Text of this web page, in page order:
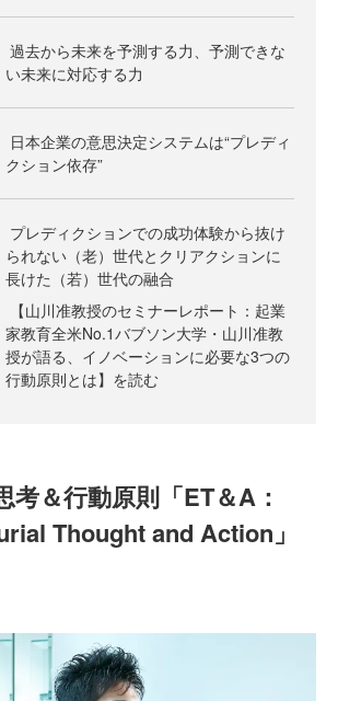
過去から未来を予測する力、予測できな
い未来に対応する力
日本企業の意思決定システムは“プレディ
クション依存”
プレディクションでの成功体験から抜け
られない（老）世代とクリアクションに
長けた（若）世代の融合
【山川准教授のセミナーレポート：起業
家教育全米No.1バブソン大学・山川准教
授が語る、イノベーションに必要な3つの
行動原則とは】を読む
考＆行動原則「ET＆A：
Thought and Action」